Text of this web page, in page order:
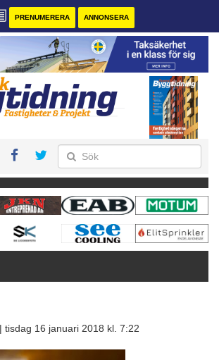
PRENUMERERA ANNONSERA
tisdag 16 januari 2018 kl. 7:22